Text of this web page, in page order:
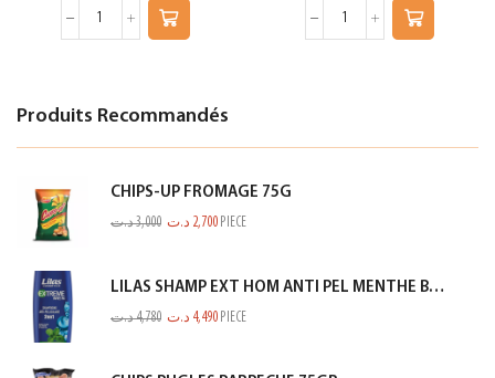
Produits Recommandés
CHIPS-UP FROMAGE 75G
3,000د.ت 2,700 د.ت PIECE
LILAS SHAMP EXT HOM ANTI PEL MENTHE BLEU 350ML
4,780د.ت 4,490 د.ت PIECE